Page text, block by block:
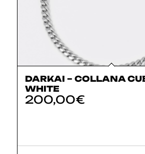
DARKAI – COLLANA
WHITE
200,00€